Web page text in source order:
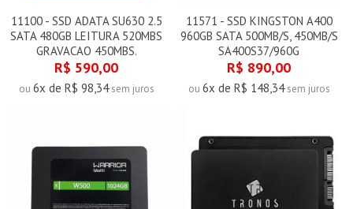
11100 - SSD ADATA SU630 2.5
SATA 480GB LEITURA 520MBS
GRAVACAO 450MBS.
R$ 590,00
ou 6x de R$ 98,34sem juros
11571 - SSD KINGSTON A400
960GB SATA 500MB/S, 450MB/S
SA400S37/960G
R$ 890,00
ou 6x de R$ 148,34sem juros